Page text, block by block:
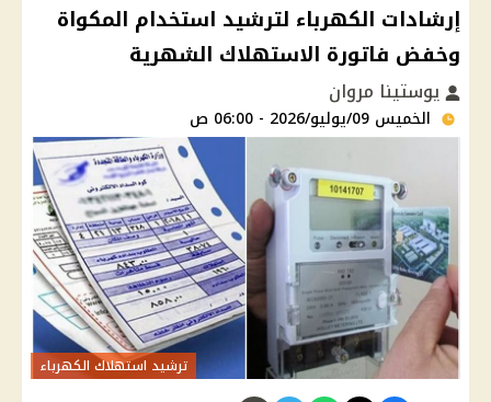
إرشادات الكهرباء لترشيد استخدام المكواة
وخفض فاتورة الاستهلاك الشهرية
يوستينا مروان
الخميس 09/يوليو/2026 - 06:00 ص
ترشيد استهلاك الكهرباء